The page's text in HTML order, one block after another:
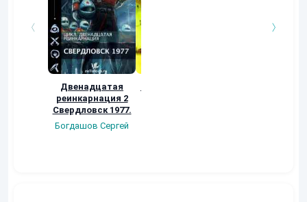
Двенадцатая
реинкарнация 2
Свердловск 1977.
Богдашов Сергей